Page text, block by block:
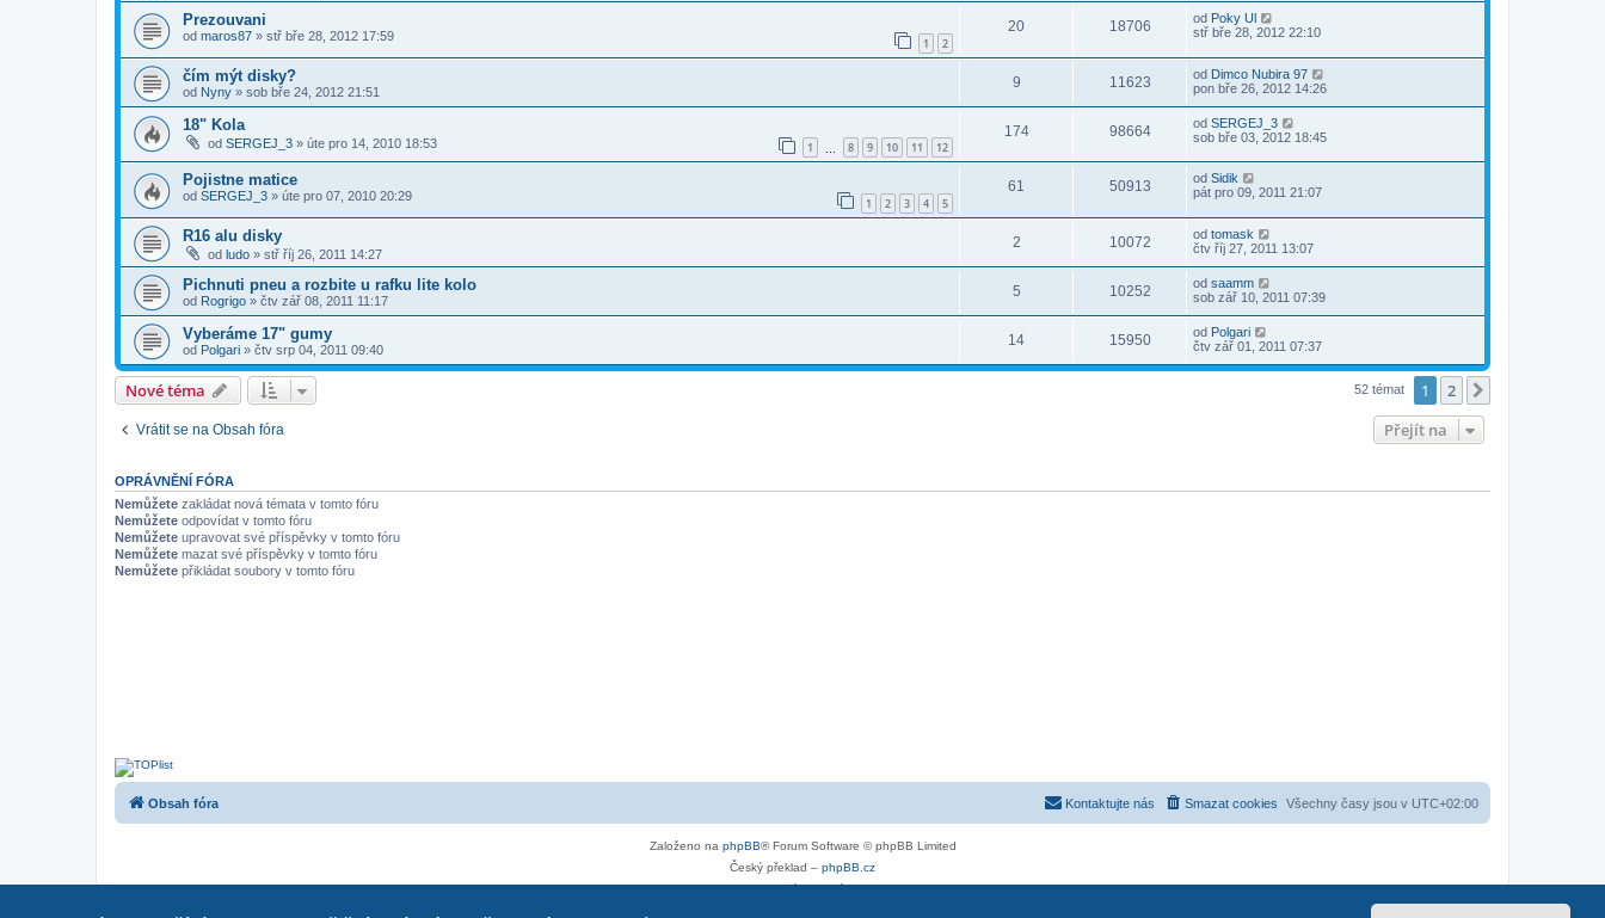
Prezouvani
od maros87 » stř bře 28, 2012 17:59 1 2
20 18706 od Poky Ul
stř bře 28, 2012 22:10
čím mýt disky?
od Nyny » sob bře 24, 2012 21:51
9 11623 od Dimco Nubira 97
pon bře 26, 2012 14:26
18" Kola
od SERGEJ_3 » úte pro 14, 2010 18:53 1 8 9 10 11 12
174 98664 od SERGEJ_3
sob bře 03, 2012 18:45
Pojistne matice
od SERGEJ_3 » úte pro 07, 2010 20:29 1 2 3 4 5
61 50913 od Sidik
pát pro 09, 2011 21:07
R16 alu disky
od ludo » stř říj 26, 2011 14:27
2 10072 od tomask
čtv říj 27, 2011 13:07
Pichnuti pneu a rozbite u rafku lite kolo
od Rogrigo » čtv zář 08, 2011 11:17
5 10252 od saamm
sob zář 10, 2011 07:39
Vyberáme 17" gumy
od Polgari » čtv srp 04, 2011 09:40
14 15950 od Polgari
čtv zář 01, 2011 07:37
Nové téma 52 témat 1 2
Vrátit se na Obsah fóra Přejít na
OPRÁVNĚNÍ FÓRA
Nemůžete zakládat nová témata v tomto fóru
Nemůžete odpovídat v tomto fóru
Nemůžete upravovat své příspěvky v tomto fóru
Nemůžete mazat své příspěvky v tomto fóru
Nemůžete přikládat soubory v tomto fóru
Obsah fóra Všechny časy jsou v UTC+02:00
Smazat cookies
Kontaktujte nás
Založeno na phpBB® Forum Software © phpBB Limited
Český překlad – phpBB.cz